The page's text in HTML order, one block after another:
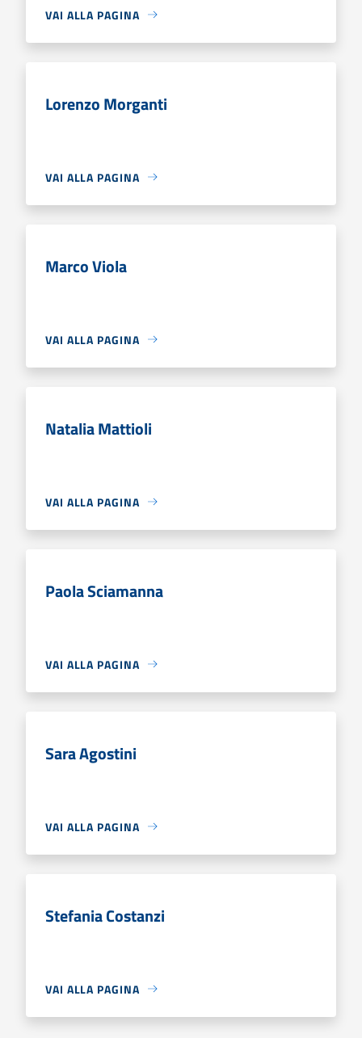
VAI ALLA PAGINA
Lorenzo Morganti
VAI ALLA PAGINA
Marco Viola
VAI ALLA PAGINA
Natalia Mattioli
VAI ALLA PAGINA
Paola Sciamanna
VAI ALLA PAGINA
Sara Agostini
VAI ALLA PAGINA
Stefania Costanzi
VAI ALLA PAGINA